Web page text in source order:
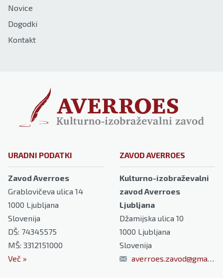
Novice
Dogodki
Kontakt
URADNI PODATKI
Zavod Averroes
Grablovičeva ulica 14
1000 Ljubljana
Slovenija
DŠ: 74345575
MŠ: 3312151000
Več »
ZAVOD AVERROES
Kulturno-izobraževalni
zavod Averroes
Ljubljana
Džamijska ulica 10
1000 Ljubljana
Slovenija
averroes.zavod@gmail.com